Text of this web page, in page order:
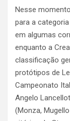
Nesse
para a
em algumas
enquanto a
classificação
protótipos de
Campeonato
Angelo
(Monza,